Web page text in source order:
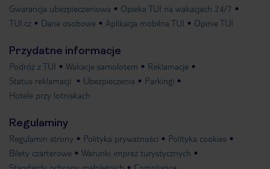
Gwarancja ubezpieczeniowa
Opieka TUI na wakacjach 24/7
TUI.cz
Dane osobowe Aplikacja mobilna TUI Opinie TUI
Przydatne informacje
Podróż z TUI Wakacje samolotem
Reklamacje
Status reklamacji
Ubezpieczenia
Parkingi
Hotele przy lotniskach
Regulaminy
Regulamin strony Polityka prywatności
Polityka cookies
Bilety czarterowe
Warunki imprez turystycznych